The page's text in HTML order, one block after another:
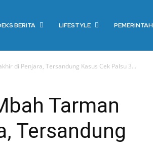
BERITA LIFESTYLE PEMERINTAH
di Penjara, Tersandung Kasus Cek Palsu 3...
Tarman
Tersandung